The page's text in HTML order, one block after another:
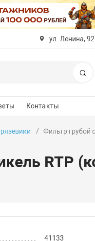
ул. Ленина, 92
Контакты
Фильтр грубой
RTP
41133